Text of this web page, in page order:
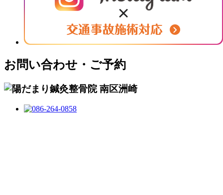
お問い合わせ・ご予約